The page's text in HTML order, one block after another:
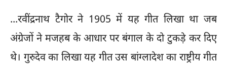
...रवींद्रनाथ टैगोर ने 1905 में यह गीत लिखा था जब
अंग्रेजों ने मजहब के आधार पर बंगाल के दो टुकड़े कर दिए
थे। गुरुदेव का लिखा यह गीत उस बांग्लादेश का राष्ट्रीय गीत